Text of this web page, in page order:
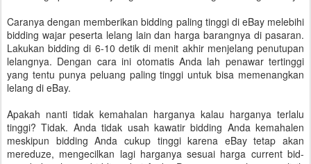
Caranya dengan memberikan bidding paling tinggi di eBay melebihi
bidding wajar peserta lelang lain dan harga barangnya di pasaran.
Lakukan bidding di 6-10 detik di menit akhir menjelang penutupan
lelangnya. Dengan cara ini otomatis Anda lah penawar tertinggi
yang tentu punya peluang paling tinggi untuk bisa memenangkan
lelang di eBay.
Apakah nanti tidak kemahalan harganya kalau harganya terlalu
tinggi? Tidak. Anda tidak usah kawatir bidding Anda kemahalen
meskipun bidding Anda cukup tinggi karena eBay tetap akan
mereduze, mengecilkan lagi harganya sesuai harga current bid-